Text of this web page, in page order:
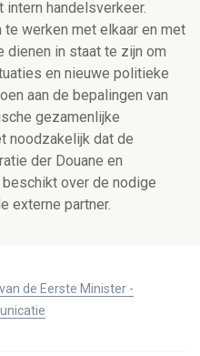
intern handelsverkeer.
te werken met elkaar en met
dienen in staat te zijn om
en nieuwe politieke
aan de bepalingen van
gezamenlijke
noodzakelijk dat de
der Douane en
over de nodige
externe partner.
de Eerste Minister -